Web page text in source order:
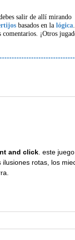
salir de allí mirando
basados en lalógica
comentarios. ¡Otros
and click . este
rotas, los